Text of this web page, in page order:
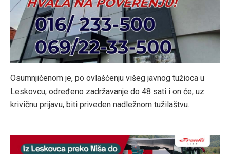
Osumnjičenom je, po ovlašćenju višeg javnog tužioca u
Leskovcu, određeno zadržavanje do 48 sati i on će, uz
krivičnu prijavu, biti priveden nadležnom tužilaštvu.